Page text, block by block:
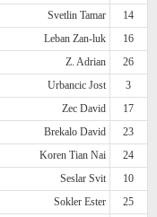
Svetlin Tamar
14
Leban Zan-luk
16
Z. Adrian
26
Urbancic Jost
3
Zec David
17
Brekalo David
23
Koren Tian Nai
24
Seslar Svit
10
Sokler Ester
25